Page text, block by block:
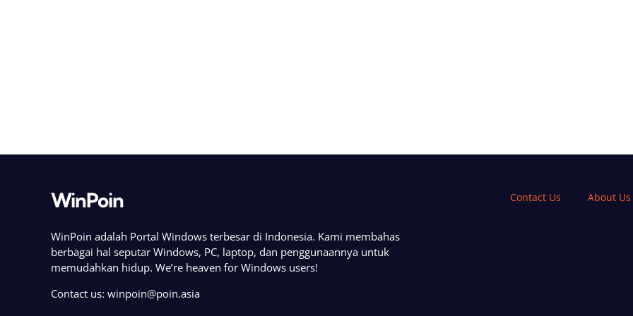
WinPoin
WinPoin adalah Portal Windows terbesar di Indonesia. Kami membahas
berbagai hal seputar Windows, PC, laptop, dan penggunaannya untuk
memudahkan hidup. We’re heaven for Windows users!
Contact us: winpoin@poin.asia
Contact Us About Us